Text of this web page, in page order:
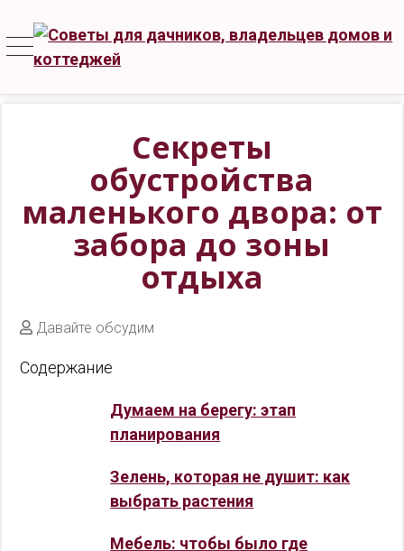
Секреты
обустройства
маленького двора: от
забора до зоны
отдыха
Давайте обсудим
Содержание
Думаем на берегу: этап
планирования
Зелень, которая не душит: как
выбрать растения
Мебель: чтобы было где